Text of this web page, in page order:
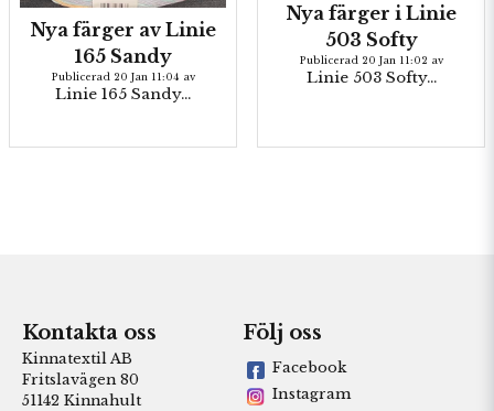
Nya färger av Linie
165 Sandy
Publicerad 20 Jan 11:04 av
Linie 165 Sandy...
Nya färger i Linie
503 Softy
Publicerad 20 Jan 11:02 av
Linie 503 Softy...
Kontakta oss
Kinnatextil AB
Fritslavägen 80
51142 Kinnahult
Följ oss
Facebook
Instagram